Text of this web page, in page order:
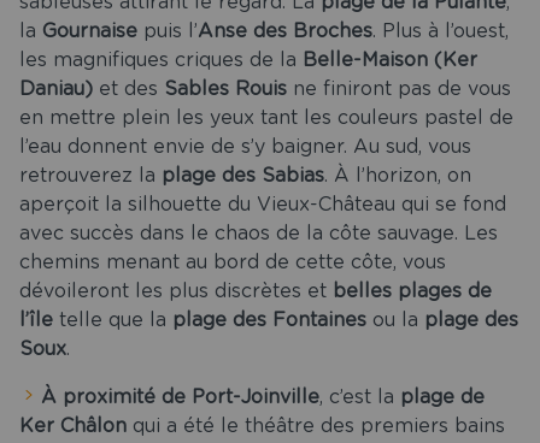
la Gournaise puis l’Anse des Broches. Plus à l’ouest,
les magnifiques criques de la Belle-Maison (Ker
Daniau) et des Sables Rouis ne finiront pas de vous
en mettre plein les yeux tant les couleurs pastel de
l’eau donnent envie de s’y baigner. Au sud, vous
retrouverez la plage des Sabias. À l’horizon, on
aperçoit la silhouette du Vieux-Château qui se fond
avec succès dans le chaos de la côte sauvage. Les
chemins menant au bord de cette côte, vous
dévoileront les plus discrètes et belles plages de
l’île telle que la plage des Fontaines ou la plage des
Soux.
À proximité de Port-Joinville, c’est la plage de
Ker Châlon qui a été le théâtre des premiers bains